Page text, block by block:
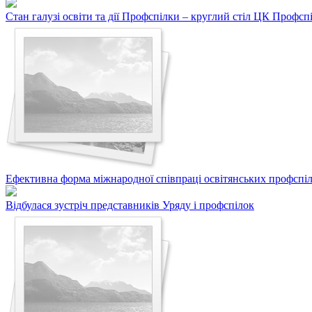
Стан галузі освіти та дії Профспілки – круглий стіл ЦК
Ефективна форма міжнародної співпраці освітянських
Відбулася зустріч представників Уряду і профспілок